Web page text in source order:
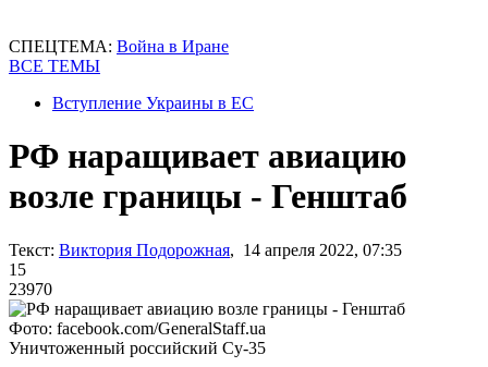
СПЕЦТЕМА: Война в Иране
ВСЕ ТЕМЫ
Вступление Украины в ЕС
РФ наращивает авиацию
возле границы - Генштаб
Текст: Виктория Подорожная, 14 апреля 2022, 07:35
15
23970
Фото: facebook.com/GeneralStaff.ua
Уничтоженный российский Су-35